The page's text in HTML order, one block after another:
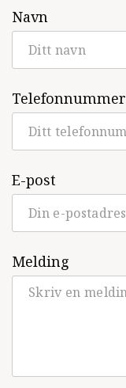
Navn
Telefonnummer
E-post
Melding